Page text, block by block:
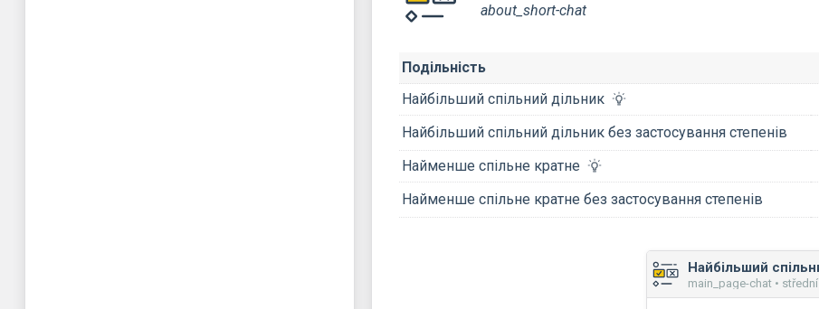
about_short-chat
Подільність
Найбільший спільний дільник
Найбільший спільний дільник без застосування степенів
Найменше спільне кратне
Найменше спільне кратне без застосування степенів
main_page-chat • střední